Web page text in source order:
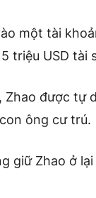
một tài
triệu USD tài
được tự
ông cư trú.
giữ Zhao ở